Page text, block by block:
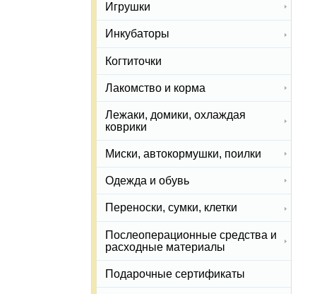
Игрушки
Инкубаторы
Когтиточки
Лакомство и корма
Лежаки, домики, охлаждая
коврики
Миски, автокормушки, поилки
Одежда и обувь
Переноски, сумки, клетки
Послеоперационные средства и
расходные материалы
Подарочные сертификаты